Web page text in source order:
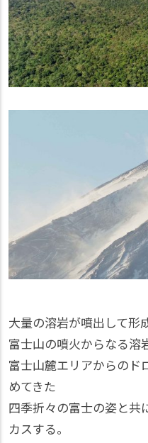
大量の溶岩が噴出して形
富士山の噴火からなる溶
富士山麓エリアからのド
めてきた
四季折々の富士の姿と共
カスする。